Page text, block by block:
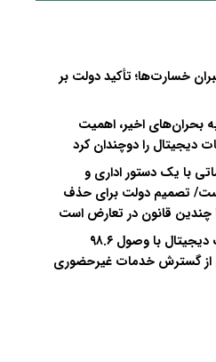
خسارت‌ها؛ تأکید دولت بر
بحران‌های اخیر، اهمیت
دیجیتال را دوچندان کرد
با یک دستور اداری و
تصمیم دولت برای حذف
قانون در تعارض است
ثبت ۳.۴ میلیون چک دیجیتال با وصول ۹۸.۶
از گسترش خدمات غیرحضوری